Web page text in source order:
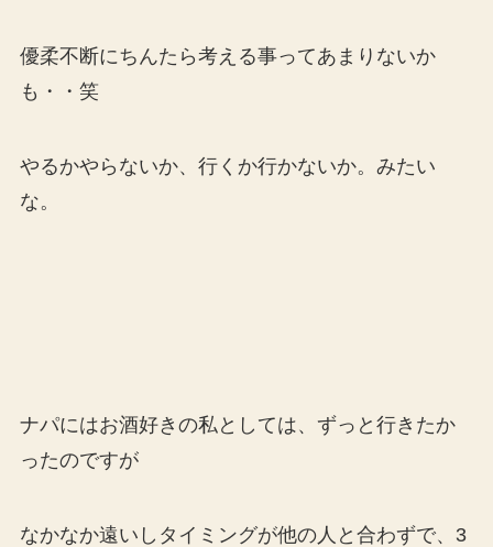
優柔不断にちんたら考える事ってあまりないか
も・・笑
やるかやらないか、行くか行かないか。みたい
な。
ナパにはお酒好きの私としては、ずっと行きたか
ったのですが
なかなか遠いしタイミングが他の人と合わずで、3